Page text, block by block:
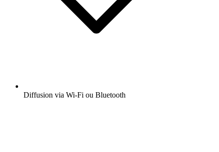
Diffusion via Wi-Fi ou Bluetooth